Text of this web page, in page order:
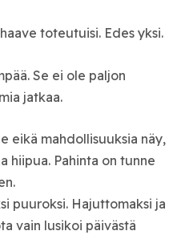
toteutuisi. Edes yksi.
Se ei ole paljon
jatkaa.
eikä mahdollisuuksia näy,
hiipua. Pahinta on tunne
puuroksi. Hajuttomaksi ja
vain lusikoi päivästä